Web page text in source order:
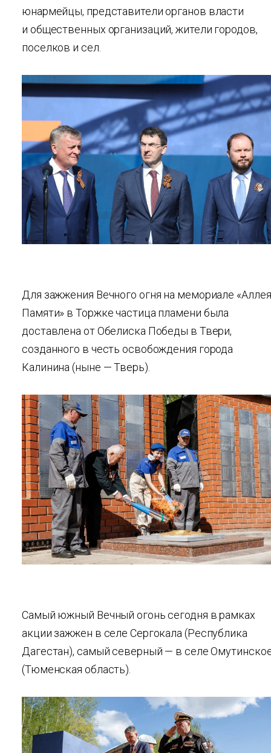
юнармейцы, представители органов власти
и общественных организаций, жители городов,
поселков и сел.
Для зажжения Вечного огня на мемориале «Аллея
Памяти» в Торжке частица пламени была
доставлена от Обелиска Победы в Твери,
созданного в честь освобождения города
Калинина (ныне — Тверь).
Самый южный Вечный огонь сегодня в рамках
акции зажжен в селе Сергокала (Республика
Дагестан), самый северный — в селе
(Тюменская область).